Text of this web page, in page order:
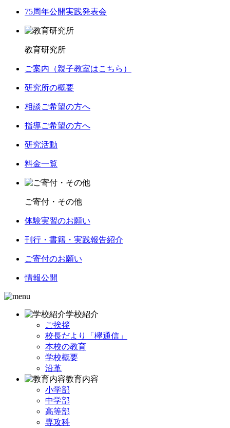
75周年公開実践発表会
教育研究所
ご案内（親子教室はこちら）
研究所の概要
相談ご希望の方へ
指導ご希望の方へ
研究活動
料金一覧
ご寄付・その他
体験実習のお願い
刊行・書籍・実践報告紹介
ご寄付のお願い
情報公開
学校紹介
ご挨拶
校長だより「欅通信」
本校の教育
学校概要
沿革
教育内容
小学部
中学部
高等部
専攻科